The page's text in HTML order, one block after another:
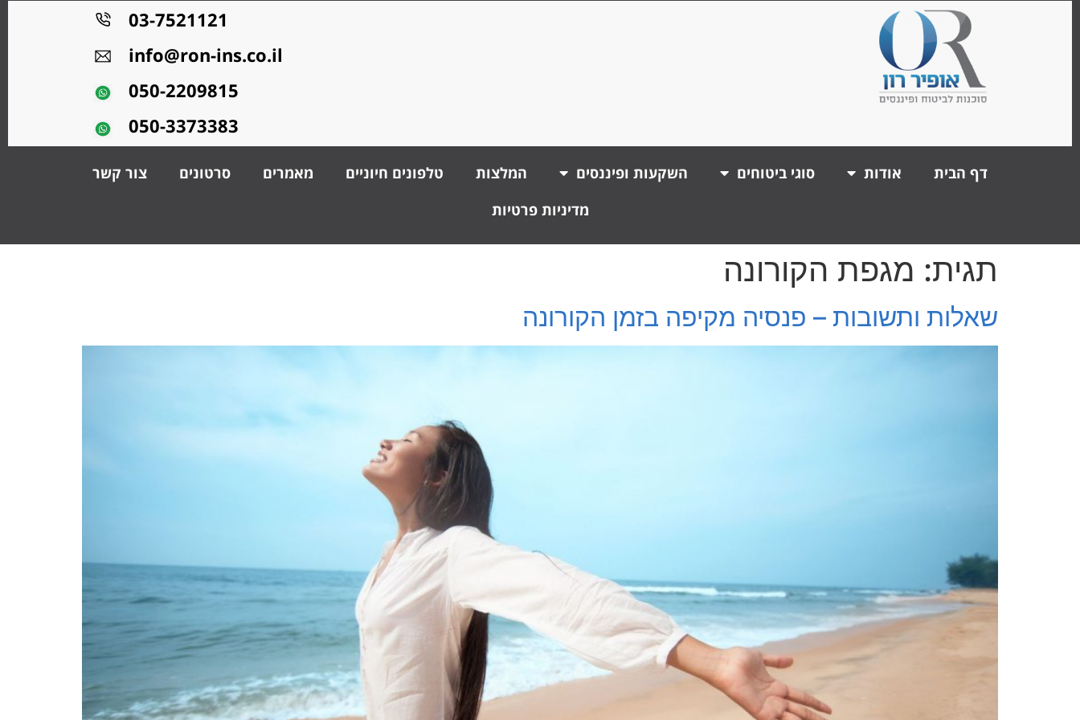
03-7521121
info@ron-ins.co.il
050-2209815
050-3373383
דף הבית אודות סוגי ביטוחים השקעות ופיננסים המלצות טלפונים חיוניים מאמרים סרטונים
צור קשר
מדיניות פרטיות
תגית: מגפת הקורונה
שאלות ותשובות – פנסיה מקיפה בזמן הקורונה